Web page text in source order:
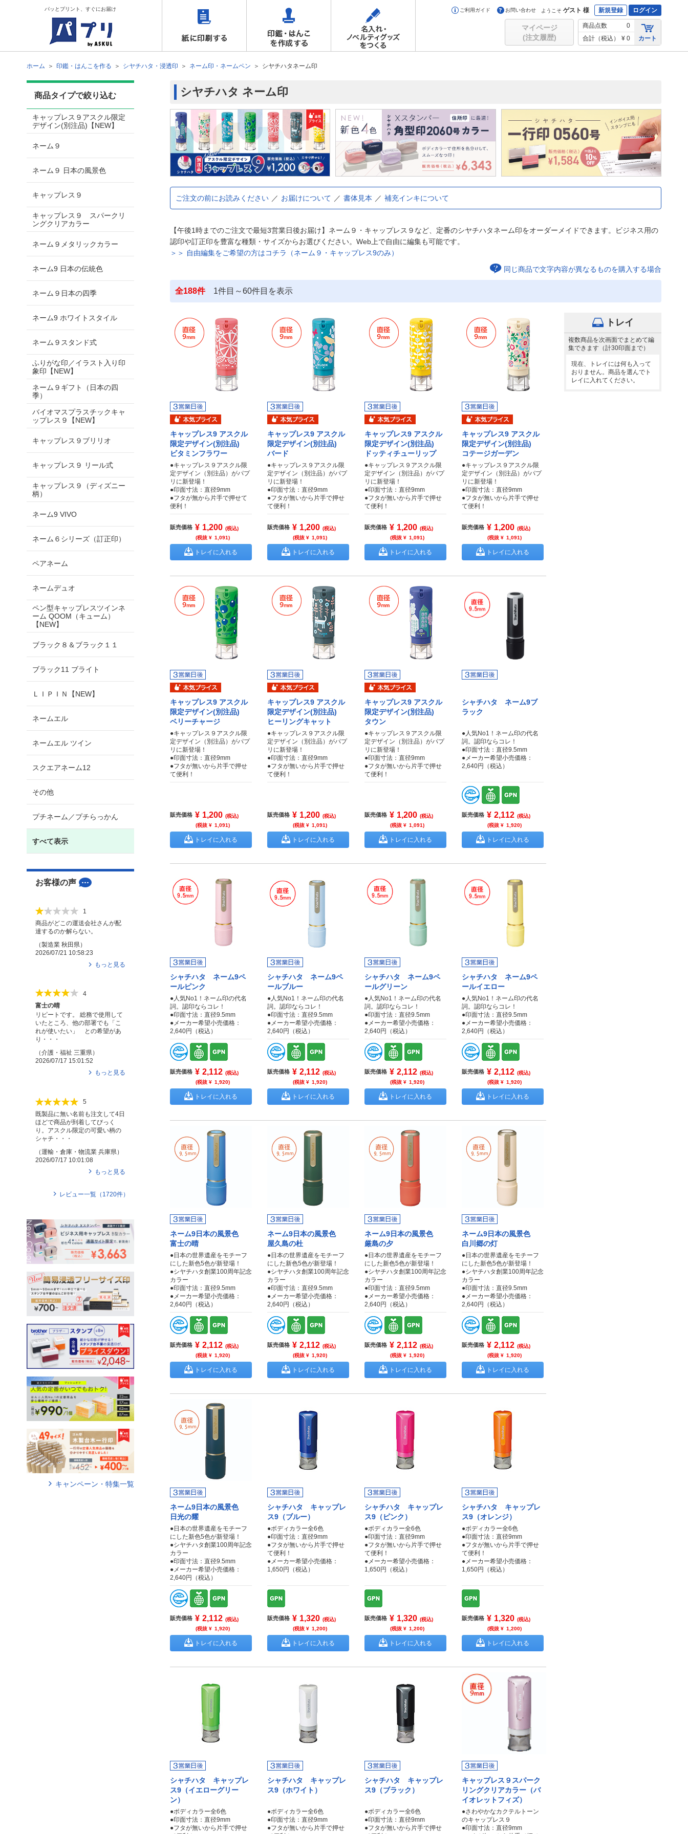
パッとプリント、すぐにお届け ご利用ガイド お問い合わせ ようこそ ゲスト 様 新規登録 ログイン
マイページ
(注文履歴)
商品点数
0
合計（税込）
¥ 0 カート
ホーム 印鑑・はんこを作る シヤチハタ・浸透印 ネーム印・ネームペン シヤチハタネーム印
商品タイプで絞り込む
キャップレス９アスクル限定
デザイン(別注品)【NEW】
ネーム９
ネーム９ 日本の風景色
キャップレス９
キャップレス９ スパークリ
ングクリアカラー
ネーム９メタリックカラー
ネーム9 日本の伝統色
ネーム９日本の四季
ネーム9 ホワイトスタイル
ネーム９スタンド式
ふりがな印／イラスト入り印
象印【NEW】
ネーム９ギフト（日本の四
季）
バイオマスプラスチックキャ
ップレス９【NEW】
キャップレス９ブリリオ
キャップレス９ リール式
キャップレス９（ディズニー
柄）
ネーム9 VIVO
ネーム６シリーズ（訂正印）
ペアネーム
ネームデュオ
ペン型キャップレスツインネ
ーム QOOM（キューム）
【NEW】
ブラック８＆ブラック１１
ブラック11 ブライト
ＬＩＰＩＮ【NEW】
ネームエル
ネームエル ツイン
スクエアネーム12
その他
プチネーム／プチらっかん
すべて表示
お客様の声
1
商品がどこの運送会社さんが配
達するのか解らない。
（製造業 秋田県 ）
2026/07/21 10:58:23
もっと見る
4
富士の晴
リピートです。 総務で使用して
いたところ、他の部署でも「こ
れが使いたい」 との希望があ
り・・・
（介護・福祉 三重県）
2026/07/17 15:01:52
もっと見る
5
既製品に無い名前も注文して4日
ほどで商品が到着してびっく
り。アスクル限定の可愛い柄の
シャチ・・・
（運輸・倉庫・物流業 兵庫県 ）
2026/07/17 10:01:08
もっと見る
レビュー一覧（ 1720件）
キャンペーン・特集一覧
シヤチハタ ネーム印
ご注文の前にお読みください お届けについて 書体見本 補充インキについて
【午後1時までのご注文で最短3営業日後お届け】ネーム９・キャップレス９など、定番のシヤチハタネーム印をオーダーメイドできます。ビジネス用の
認印や訂正印を豊富な種類・サイズからお選びください。Web上で自由に編集も可能です。
＞＞ 自由編集をご希望の方はコチラ（ネーム９・キャップレス9のみ）
同じ商品で文字内容が異なるものを購入する場合
全188件 1件目～60件目を表示
キャップレス9 アスクル
限定デザイン(別注品)
ビタミンフラワー
●キャップレス９アスクル限
定デザイン（別注品）がパプ
リに新登場！
●印面寸法：直径9mm
●フタが無から片手で押せて
便利！
販売価格 ¥ 1,200 (税込)
(税抜 ¥ 1,091)
トレイに入れる
キャップレス9 アスクル
限定デザイン(別注品)
バード
●キャップレス９アスクル限
定デザイン（別注品）がパプ
リに新登場！
●印面寸法：直径9mm
●フタが無いから片手で押せ
て便利！
販売価格 ¥ 1,200 (税込)
(税抜 ¥ 1,091)
トレイに入れる
キャップレス9 アスクル
限定デザイン(別注品)
ドッティチューリップ
●キャップレス９アスクル限
定デザイン（別注品）がパプ
リに新登場！
●印面寸法：直径9mm
●フタが無いから片手で押せ
て便利！
販売価格 ¥ 1,200 (税込)
(税抜 ¥ 1,091)
トレイに入れる
キャップレス9 アスクル
限定デザイン(別注品)
コテージガーデン
●キャップレス９アスクル限
定デザイン（別注品）がパプ
リに新登場！
●印面寸法：直径9mm
●フタが無いから片手で押せ
て便利！
販売価格 ¥ 1,200 (税込)
(税抜 ¥ 1,091)
トレイに入れる
キャップレス9 アスクル
限定デザイン(別注品)
ベリーチャージ
●キャップレス９アスクル限
定デザイン（別注品）がパプ
リに新登場！
●印面寸法：直径9mm
●フタが無いから片手で押せ
て便利！
販売価格 ¥ 1,200 (税込)
(税抜 ¥ 1,091)
トレイに入れる
キャップレス9 アスクル
限定デザイン(別注品)
ヒーリングキャット
●キャップレス９アスクル限
定デザイン（別注品）がパプ
リに新登場！
●印面寸法：直径9mm
●フタが無いから片手で押せ
て便利！
販売価格 ¥ 1,200 (税込)
(税抜 ¥ 1,091)
トレイに入れる
キャップレス9 アスクル
限定デザイン(別注品)
タウン
●キャップレス９アスクル限
定デザイン（別注品）がパプ
リに新登場！
●印面寸法：直径9mm
●フタが無いから片手で押せ
て便利！
販売価格 ¥ 1,200 (税込)
(税抜 ¥ 1,091)
トレイに入れる
シャチハタ ネーム9ブ
ラック
●人気No1！ネーム印の代名
詞。認印ならコレ！
●印面寸法：直径9.5mm
●メーカー希望小売価格：
2,640円（税込）
販売価格 ¥ 2,112 (税込)
(税抜 ¥ 1,920)
トレイに入れる
シャチハタ ネーム9ペ
ールピンク
●人気No1！ネーム印の代名
詞。認印ならコレ！
●印面寸法：直径9.5mm
●メーカー希望小売価格：
2,640円（税込）
販売価格 ¥ 2,112 (税込)
(税抜 ¥ 1,920)
トレイに入れる
シャチハタ ネーム9ペ
ールブルー
●人気No1！ネーム印の代名
詞。認印ならコレ！
●印面寸法：直径9.5mm
●メーカー希望小売価格：
2,640円（税込）
販売価格 ¥ 2,112 (税込)
(税抜 ¥ 1,920)
トレイに入れる
シャチハタ ネーム9ペ
ールグリーン
●人気No1！ネーム印の代名
詞。認印ならコレ！
●印面寸法：直径9.5mm
●メーカー希望小売価格：
2,640円（税込）
販売価格 ¥ 2,112 (税込)
(税抜 ¥ 1,920)
トレイに入れる
シャチハタ ネーム9ペ
ールイエロー
●人気No1！ネーム印の代名
詞。認印ならコレ！
●印面寸法：直径9.5mm
●メーカー希望小売価格：
2,640円（税込）
販売価格 ¥ 2,112 (税込)
(税抜 ¥ 1,920)
トレイに入れる
ネーム9日本の風景色
富士の晴
●日本の世界遺産をモチーフ
にした新色5色が新登場！
●シヤチハタ創業100周年記念
カラー
●印面寸法：直径9.5mm
●メーカー希望小売価格：
2,640円（税込）
販売価格 ¥ 2,112 (税込)
(税抜 ¥ 1,920)
トレイに入れる
ネーム9日本の風景色
屋久島の杜
●日本の世界遺産をモチーフ
にした新色5色が新登場！
●シヤチハタ創業100周年記念
カラー
●印面寸法：直径9.5mm
●メーカー希望小売価格：
2,640円（税込）
販売価格 ¥ 2,112 (税込)
(税抜 ¥ 1,920)
トレイに入れる
ネーム9日本の風景色
厳島の夕
●日本の世界遺産をモチーフ
にした新色5色が新登場！
●シヤチハタ創業100周年記念
カラー
●印面寸法：直径9.5mm
●メーカー希望小売価格：
2,640円（税込）
販売価格 ¥ 2,112 (税込)
(税抜 ¥ 1,920)
トレイに入れる
ネーム9日本の風景色
白川郷の灯
●日本の世界遺産をモチーフ
にした新色5色が新登場！
●シヤチハタ創業100周年記念
カラー
●印面寸法：直径9.5mm
●メーカー希望小売価格：
2,640円（税込）
販売価格 ¥ 2,112 (税込)
(税抜 ¥ 1,920)
トレイに入れる
ネーム9日本の風景色
日光の耀
●日本の世界遺産をモチーフ
にした新色5色が新登場！
●シヤチハタ創業100周年記念
カラー
●印面寸法：直径9.5mm
●メーカー希望小売価格：
2,640円（税込）
販売価格 ¥ 2,112 (税込)
(税抜 ¥ 1,920)
トレイに入れる
シャチハタ キャップレ
ス9（ブルー）
●ボディカラー全6色
●印面寸法：直径9mm
●フタが無いから片手で押せ
て便利！
●メーカー希望小売価格：
1,650円（税込）
販売価格 ¥ 1,320 (税込)
(税抜 ¥ 1,200)
トレイに入れる
シャチハタ キャップレ
ス9（ピンク）
●ボディカラー全6色
●印面寸法：直径9mm
●フタが無いから片手で押せ
て便利！
●メーカー希望小売価格：
1,650円（税込）
販売価格 ¥ 1,320 (税込)
(税抜 ¥ 1,200)
トレイに入れる
シャチハタ キャップレ
ス9（オレンジ）
●ボディカラー全6色
●印面寸法：直径9mm
●フタが無いから片手で押せ
て便利！
●メーカー希望小売価格：
1,650円（税込）
販売価格 ¥ 1,320 (税込)
(税抜 ¥ 1,200)
トレイに入れる
シャチハタ キャップレ
ス9（イエローグリー
ン）
●ボディカラー全6色
●印面寸法：直径9mm
●フタが無いから片手で押せ
シャチハタ キャップレ
ス9（ホワイト）
●ボディカラー全6色
●印面寸法：直径9mm
●フタが無いから片手で押せ
シャチハタ キャップレ
ス9（ブラック）
●ボディカラー全6色
●印面寸法：直径9mm
●フタが無いから片手で押せ
キャップレス９スパーク
リングクリアカラー（バ
イオレットフィズ）
●さわやかなカクテルトーン
のキャップレス９
●印面寸法：直径9mm
トレイ
複数商品を次画面でまとめて編
集できます（計30印面まで）
現在、トレイには何も入って
おりません。商品を選んでト
レイに入れてください。